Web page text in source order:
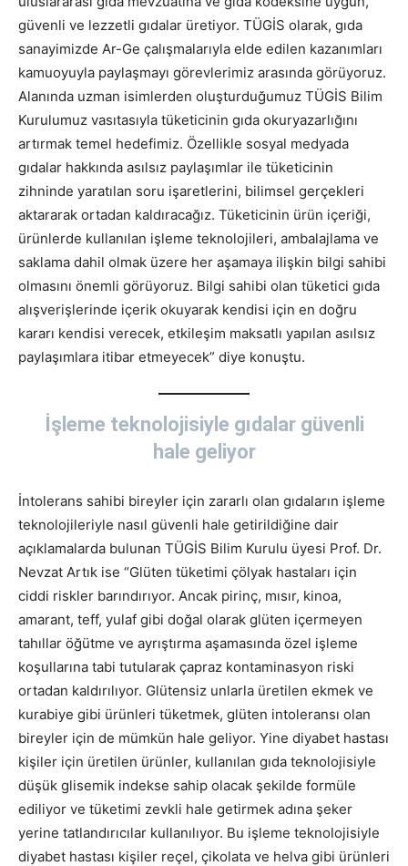
güvenli ve lezzetli gıdalar üretiyor. TÜGİS olarak, gıda
sanayimizde Ar-Ge çalışmalarıyla elde edilen kazanımları
kamuoyuyla paylaşmayı görevlerimiz arasında görüyoruz.
Alanında uzman isimlerden oluşturduğumuz TÜGİS Bilim
Kurulumuz vasıtasıyla tüketicinin gıda okuryazarlığını
artırmak temel hedefimiz. Özellikle sosyal medyada
gıdalar hakkında asılsız paylaşımlar ile tüketicinin
zihninde yaratılan soru işaretlerini, bilimsel gerçekleri
aktararak ortadan kaldıracağız. Tüketicinin ürün içeriği,
ürünlerde kullanılan işleme teknolojileri, ambalajlama ve
saklama dahil olmak üzere her aşamaya ilişkin bilgi sahibi
olmasını önemli görüyoruz. Bilgi sahibi olan tüketici gıda
alışverişlerinde içerik okuyarak kendisi için en doğru
kararı kendisi verecek, etkileşim maksatlı yapılan asılsız
paylaşımlara itibar etmeyecek” diye konuştu.
İşleme teknolojisiyle gıdalar güvenli
hale geliyor
İntolerans sahibi bireyler için zararlı olan gıdaların işleme
teknolojileriyle nasıl güvenli hale getirildiğine dair
açıklamalarda bulunan TÜGİS Bilim Kurulu üyesi Prof. Dr.
Nevzat Artık ise “Glüten tüketimi çölyak hastaları için
ciddi riskler barındırıyor. Ancak pirinç, mısır, kinoa,
amarant, teff, yulaf gibi doğal olarak glüten içermeyen
tahıllar öğütme ve ayrıştırma aşamasında özel işleme
koşullarına tabi tutularak çapraz kontaminasyon riski
ortadan kaldırılıyor. Glütensiz unlarla üretilen ekmek ve
kurabiye gibi ürünleri tüketmek, glüten intoleransı olan
bireyler için de mümkün hale geliyor. Yine diyabet hastası
kişiler için üretilen ürünler, kullanılan gıda teknolojisiyle
düşük glisemik indekse sahip olacak şekilde formüle
ediliyor ve tüketimi zevkli hale getirmek adına şeker
yerine tatlandırıcılar kullanılıyor. Bu işleme teknolojisiyle
diyabet hastası kişiler reçel, çikolata ve helva gibi ürünleri